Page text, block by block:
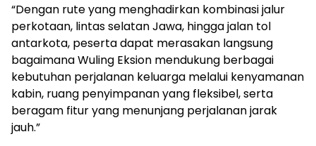
“Dengan rute yang menghadirkan kombinasi jalur
perkotaan, lintas selatan Jawa, hingga jalan tol
antarkota, peserta dapat merasakan langsung
bagaimana Wuling Eksion mendukung berbagai
kebutuhan perjalanan keluarga melalui kenyamanan
kabin, ruang penyimpanan yang fleksibel, serta
beragam fitur yang menunjang perjalanan jarak
jauh.”